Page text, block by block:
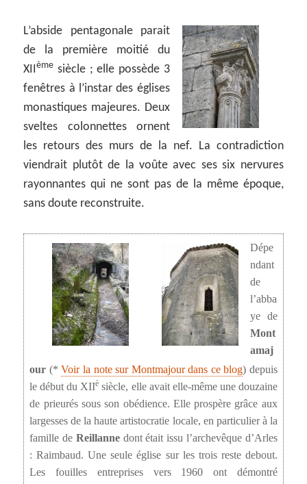
L’abside pentagonale parait
de la première moitié du
XIIème siècle ; elle possède 3
fenêtres à l’instar des églises
monastiques majeures. Deux
sveltes colonnettes ornent
les retours des murs de la nef. La contradiction
viendrait plutôt de la voûte avec ses six nervures
rayonnantes qui ne sont pas de la même époque,
sans doute reconstruite.
Dépe
ndant
de
l’abba
ye de
Mont
amaj
our (*Voir la note sur Montmajour dans ce blog) depuis
le début du XIIè siècle, elle avait elle-même une douzaine
de prieurés sous son obédience. Elle prospère grâce aux
largesses de la haute artistocratie locale, en particulier à la
famille de Reillannedont était issu l’archevêque d’Arles
: Raimbaud. Une seule église sur les trois reste debout.
Les fouilles entreprises vers 1960 ont démontré